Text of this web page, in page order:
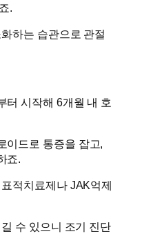
.
하는 습관으로 관절
터 시작해 6개월 내 호
이드로 통증을 잡고,
죠.
적치료제나 JAK억제
수 있으니 조기 진단